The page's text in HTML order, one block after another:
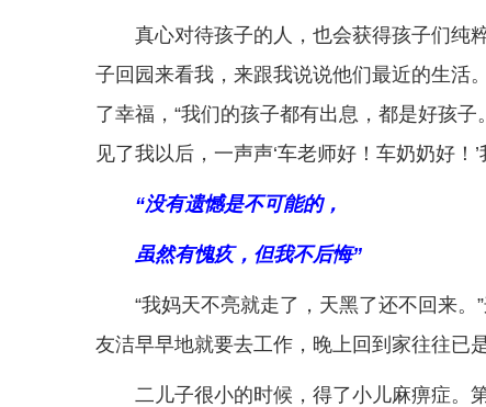
真心对待孩子的人，也会获得孩子们纯
子回园来看我，来跟我说说他们最近的生活
了幸福，“我们的孩子都有出息，都是好孩
见了我以后，一声声‘车老师好！车奶奶好！
“没有遗憾是不可能的，
虽然有愧疚，但我不后悔”
“我妈天不亮就走了，天黑了还不回来
友洁早早地就要去工作，晚上回到家往往已
二儿子很小的时候，得了小儿麻痹症。